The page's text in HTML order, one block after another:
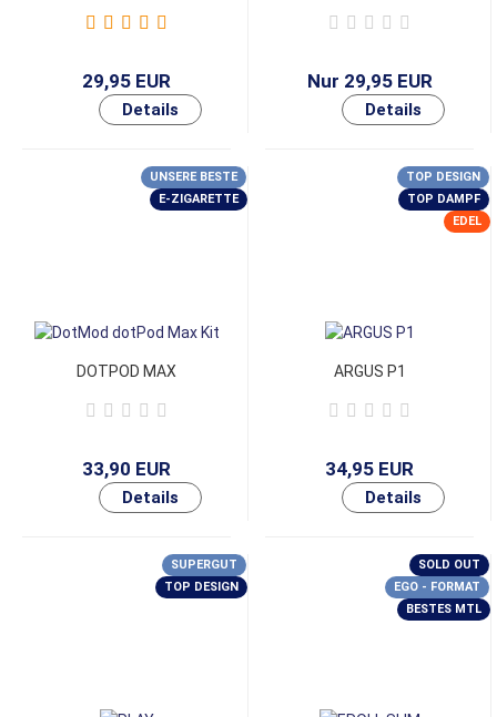
29,95 EUR Nur 29,95 EUR
UNSERE BESTE
E-ZIGARETTE
DOTPOD MAX
33,90 EUR
TOP DESIGN
TOP DAMPF
EDEL
ARGUS P1
34,95 EUR
SUPERGUT
TOP DESIGN
SOLD OUT
EGO - FORMAT
BESTES MTL